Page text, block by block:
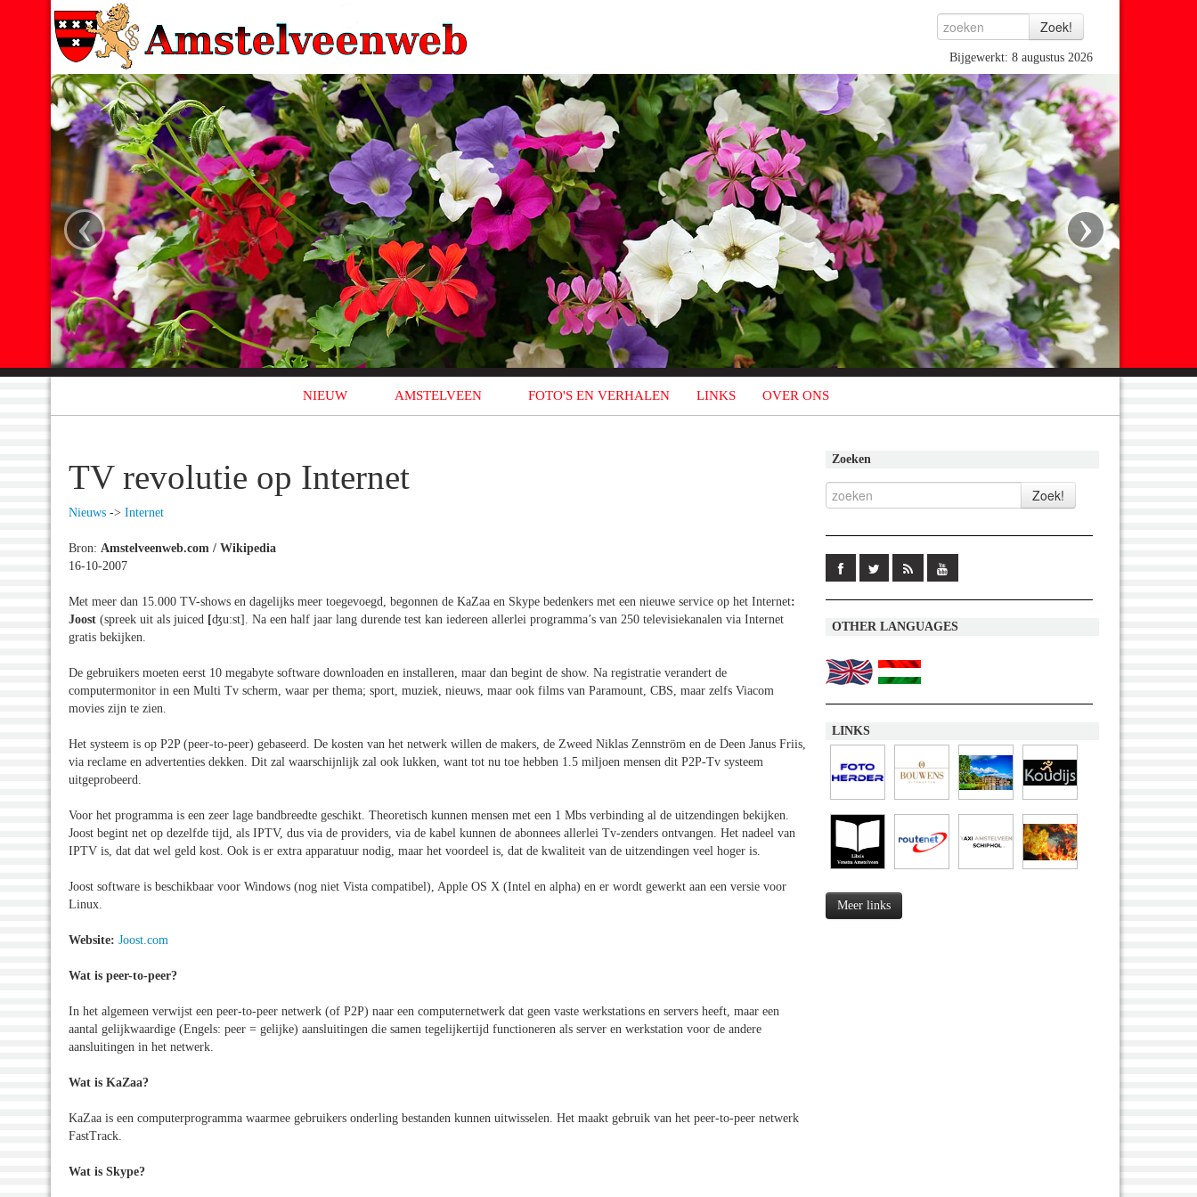
Bijgewerkt: 8 augustus 2026
‹ ›
NIEUW AMSTELVEEN FOTO'S EN VERHALEN LINKS OVER ONS
TV revolutie op Internet
Nieuws -> Internet
Bron: Amstelveenweb.com / Wikipedia
16-10-2007
Met meer dan 15.000 TV-shows en dagelijks meer toegevoegd, begonnen de KaZaa en Skype bedenkers met een nieuwe service op het Internet:
Joost (spreek uit als juiced [ʤu:st]. Na een half jaar lang durende test kan iedereen allerlei programma’s van 250 televisiekanalen via Internet
gratis bekijken.
De gebruikers moeten eerst 10 megabyte software downloaden en installeren, maar dan begint de show. Na registratie verandert de
computermonitor in een Multi Tv scherm, waar per thema; sport, muziek, nieuws, maar ook films van Paramount, CBS, maar zelfs Viacom
movies zijn te zien.
Het systeem is op P2P (peer-to-peer) gebaseerd. De kosten van het netwerk willen de makers, de Zweed Niklas Zennström en de Deen Janus Friis,
via reclame en advertenties dekken. Dit zal waarschijnlijk zal ook lukken, want tot nu toe hebben 1.5 miljoen mensen dit P2P-Tv systeem
uitgeprobeerd.
Voor het programma is een zeer lage bandbreedte geschikt. Theoretisch kunnen mensen met een 1 Mbs verbinding al de uitzendingen bekijken.
Joost begint net op dezelfde tijd, als IPTV, dus via de providers, via de kabel kunnen de abonnees allerlei Tv-zenders ontvangen. Het nadeel van
IPTV is, dat dat wel geld kost. Ook is er extra apparatuur nodig, maar het voordeel is, dat de kwaliteit van de uitzendingen veel hoger is.
Joost software is beschikbaar voor Windows (nog niet Vista compatibel), Apple OS X (Intel en alpha) en er wordt gewerkt aan een versie voor
Linux.
Website: Joost.com
Wat is peer-to-peer?
In het algemeen verwijst een peer-to-peer netwerk (of P2P) naar een computernetwerk dat geen vaste werkstations en servers heeft, maar een
aantal gelijkwaardige (Engels: peer = gelijke) aansluitingen die samen tegelijkertijd functioneren als server en werkstation voor de andere
aansluitingen in het netwerk.
Wat is KaZaa?
KaZaa is een computerprogramma waarmee gebruikers onderling bestanden kunnen uitwisselen. Het maakt gebruik van het peer-to-peer netwerk
FastTrack.
Wat is Skype?
Zoeken
OTHER LANGUAGES
LINKS
Meer links